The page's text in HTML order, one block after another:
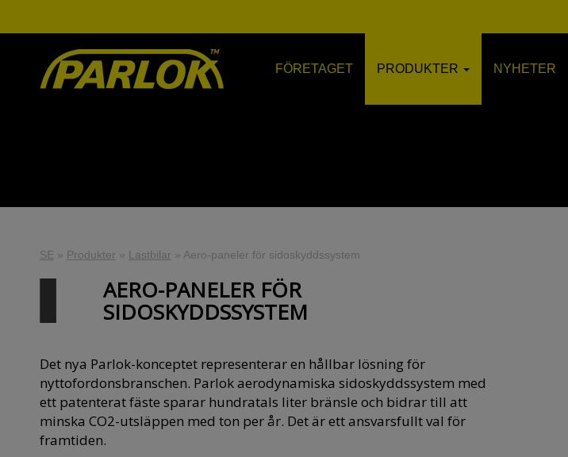
FÖRETAGET PRODUKTER NYHETER
SE » Produkter » Lastbilar » Aero-paneler för sidoskyddssystem
AERO-PANELER FÖR
SIDOSKYDDSSYSTEM
Det nya Parlok-konceptet representerar en hållbar lösning för
nyttofordonsbranschen. Parlok aerodynamiska sidoskyddssystem med
ett patenterat fäste sparar hundratals liter bränsle och bidrar till att
minska CO2-utsläppen med ton per år. Det är ett ansvarsfullt val för
framtiden.